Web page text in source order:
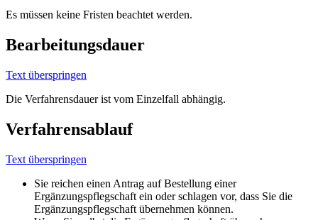
Es müssen keine Fristen beachtet werden.
Bearbeitungsdauer
Text überspringen
Die Verfahrensdauer ist vom Einzelfall abhängig.
Verfahrensablauf
Text überspringen
Sie reichen einen Antrag auf Bestellung einer
Ergänzungspflegschaft ein oder schlagen vor, dass Sie die
Ergänzungspflegschaft übernehmen können.